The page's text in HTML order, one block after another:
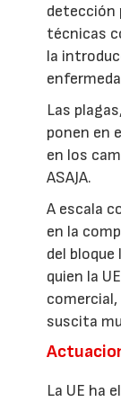
detección
técnicas
la
Las
ponen en
en los
ASAJA.
A escala
en la
del
quien la
suscita
La UE ha